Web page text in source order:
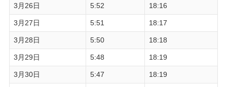
3月26日 5:52 18:16
3月27日 5:51 18:17
3月28日 5:50 18:18
3月29日 5:48 18:19
3月30日 5:47 18:19